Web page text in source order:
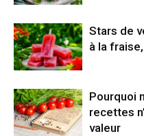
Stars de
à la
Pourquoi
recettes
valeur